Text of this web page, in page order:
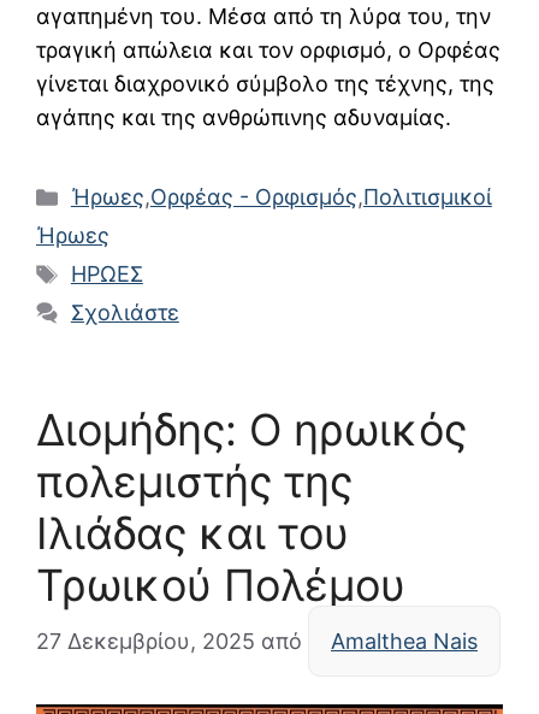
αγαπημένη του. Μέσα από τη λύρα του, την
τραγική απώλεια και τον ορφισμό, ο Ορφέας
γίνεται διαχρονικό σύμβολο της τέχνης, της
αγάπης και της ανθρώπινης αδυναμίας.
Κατηγορίες
Ήρωες,Ορφέας - Ορφισμός,Πολιτισμικοί
Ήρωες
Ετικέτες
ΗΡΩΕΣ
Σχολιάστε
Διομήδης: Ο ηρωικός
πολεμιστής της
Ιλιάδας και του
Τρωικού Πολέμου
27 Δεκεμβρίου, 2025 από Amalthea Nais